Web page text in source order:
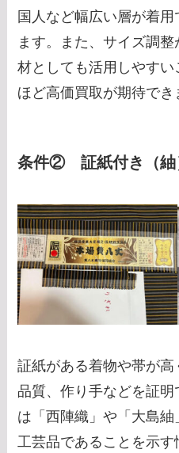
国人など幅広い層が着
ます。また、サイズ調
材としても活用しやす
ほど高価買取が期待でき
条件② 証紙付き（紬
証紙がある着物や帯が
品質、作り手などを証
は「西陣織」や「大島
工芸品であることを示す